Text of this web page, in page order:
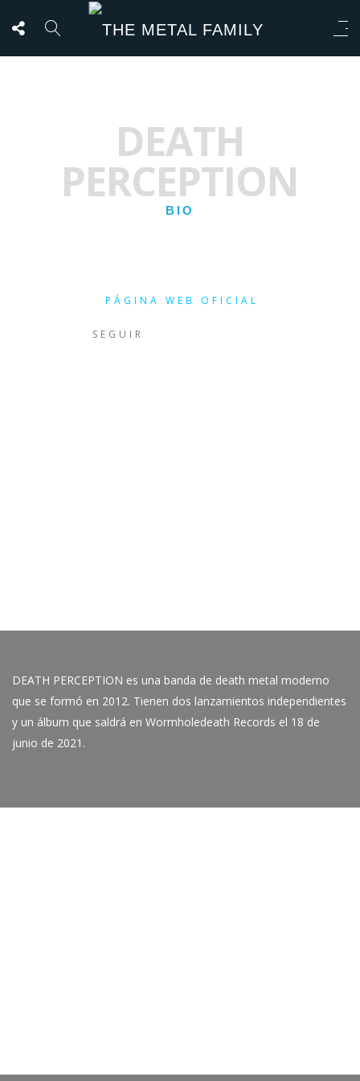
DEATH
PERCEPTION
BIO
PÁGINA WEB OFICIAL
SEGUIR
DEATH PERCEPTION es una banda de death metal moderno
que se formó en 2012. Tienen dos lanzamientos independientes
y un álbum que saldrá en Wormholedeath Records el 18 de
junio de 2021.